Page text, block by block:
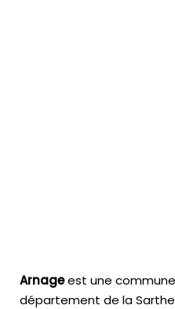
Arnageest une
département de la Sarthe